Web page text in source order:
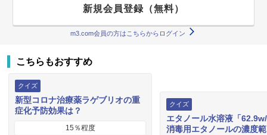
新規会員登録（無料）
m3.com会員の方はこちらからログイン
こちらもおすすめ
クイズ
新型コロナ治療薬ラゲブリオの重
症化予防効果は？
15％程度
クイズ
エタノール水溶液「
消毒用エタノールの濃度